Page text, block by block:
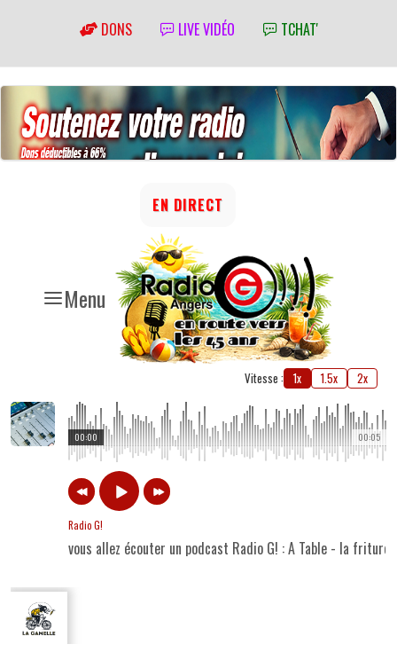
DONS LIVE VIDÉO TCHAT'
Menu
EN DIRECT
Vitesse : 1x 1.5x 2x
00:05
00:00
Radio G!
vous allez écouter un podcast Radio G! : A Table - la friture